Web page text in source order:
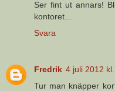
Ser fint ut annars!
kontoret...
Svara
Fredrik 4 juli 2012
Tur man knäpper